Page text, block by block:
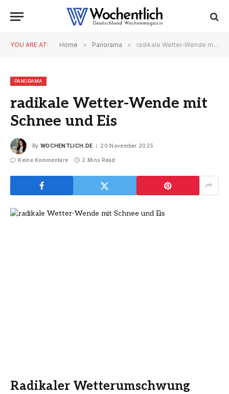
YOU ARE AT: Home » Panorama » radikale Wetter-Wende mit Schnee und Eis
PANORAMA
radikale Wetter-Wende mit
Schnee und Eis
By WOCHENTLICH.DE 20 November 2025
Keine Kommentare 2 Mins Read
Radikaler Wetterumschwung